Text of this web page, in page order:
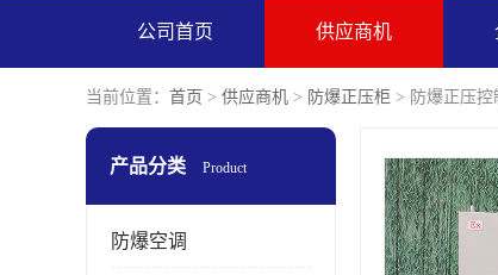
公司首页 供应商机
当前位置： 首页 > 供应商机 > 防爆正压柜 > 防爆正压控
产品分类 Product
防爆空调